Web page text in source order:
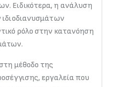
Ειδικότερα, η ανάλυση
ρόλο στην κατανόηση
μέθοδο της
εργαλεία που